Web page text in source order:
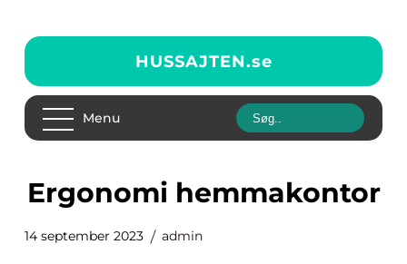
HUSSAJTEN.se
Menu
ergonomi hemmakontor
14 september 2023 admin